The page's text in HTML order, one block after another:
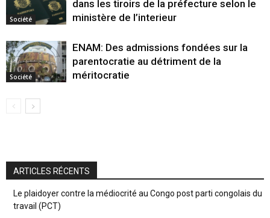
Société
dans les tiroirs de la préfecture selon le
ministère de l’interieur
Société
ENAM: Des admissions fondées sur la
parentocratie au détriment de la
méritocratie
ARTICLES RÉCENTS
Le plaidoyer contre la médiocrité au Congo post parti congolais du
travail (PCT)